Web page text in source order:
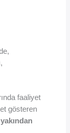
faaliyet
gösteren
yakından